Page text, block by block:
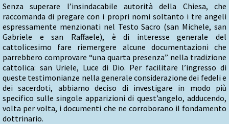
Senza superare l’insindacabile autorità della Chiesa, che
raccomanda di pregare con i propri nomi soltanto i tre angeli
espressamente menzionati nel Testo Sacro (san Michele, san
Gabriele e san Raffaele), è di interesse generale del
cattolicesimo fare riemergere alcune documentazioni che
parrebbero comprovare “una quarta presenza” nella tradizione
cattolica: san Uriele, Luce di Dio. Per facilitare l’ingresso di
queste testimonianze nella generale considerazione dei fedeli e
dei sacerdoti, abbiamo deciso di investigare in modo più
specifico sulle singole apparizioni di quest’angelo, adducendo,
volta per volta, i documenti che ne corroborano il fondamento
dottrinario.